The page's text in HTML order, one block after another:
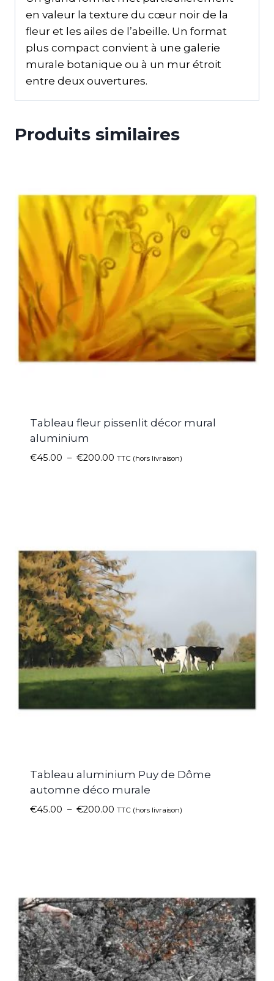
en valeur la texture du cœur noir de la
fleur et les ailes de l’abeille. Un format
plus compact convient à une galerie
murale botanique ou à un mur étroit
entre deux ouvertures.
Produits similaires
Tableau fleur pissenlit décor mural
aluminium
€45.00 – €200.00 TTC (hors livraison)
Tableau aluminium Puy de Dôme
automne déco murale
€45.00 – €200.00 TTC (hors livraison)